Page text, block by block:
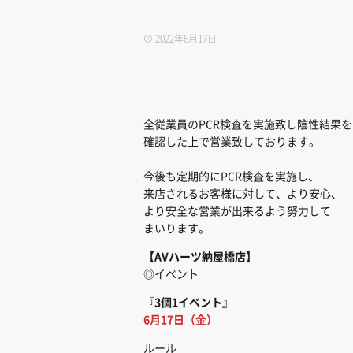
2022年6月17日
全従業員のPCR検査を実施致し陰性結果を
確認した上で営業致しております。
今後も定期的にPCR検査を実施し、
来店されるお客様に対して、より安心、
より安全な営業が出来るよう努力して
まいります。
【AVハーツ納屋橋店】
◎イベント
『3個1イベント』
6月17日（金）
ルール